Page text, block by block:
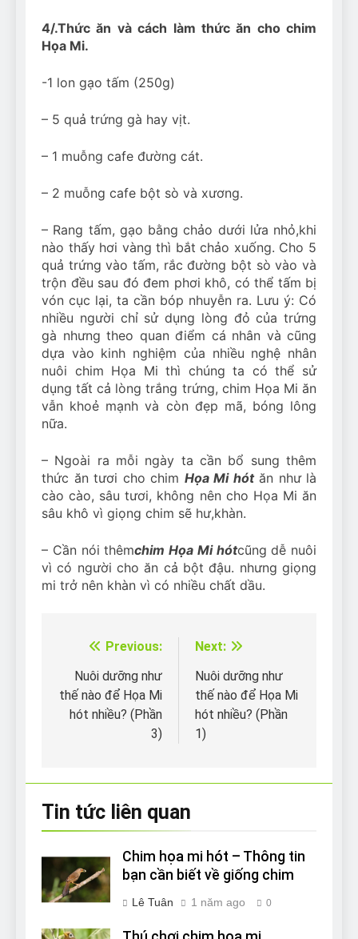
4/.Thức ăn và cách làm thức ăn cho chim
Họa Mi.
-1 lon gạo tấm (250g)
– 5 quả trứng gà hay vịt.
– 1 muỗng cafe đường cát.
– 2 muỗng cafe bột sò và xương.
– Rang tấm, gạo bằng chảo dưới lửa nhỏ,khi
nào thấy hơi vàng thì bắt chảo xuống. Cho 5
quả trứng vào tấm, rắc đường bột sò vào và
trộn đều sau đó đem phơi khô, có thể tấm bị
vón cục lại, ta cần bóp nhuyễn ra. Lưu ý: Có
nhiều người chỉ sử dụng lòng đỏ của trứng
gà nhưng theo quan điểm cá nhân và cũng
dựa vào kinh nghiệm của nhiều nghệ nhân
nuôi chim Họa Mi thì chúng ta có thể sử
dụng tất cả lòng trắng trứng, chim Họa Mi ăn
vẫn khoẻ mạnh và còn đẹp mã, bóng lông
nữa.
– Ngoài ra mỗi ngày ta cần bổ sung thêm
thức ăn tươi cho chim Họa Mi hótăn như là
cào cào, sâu tươi, không nên cho Họa Mi ăn
sâu khô vì giọng chim sẽ hư,khàn.
– Cần nói thêmchim Họa Mi hótcũng dễ nuôi
vì có người cho ăn cả bột đậu. nhưng giọng
mi trở nên khàn vì có nhiều chất dầu.
Điều
hướng
bài
Previous:
Nuôi dưỡng như
thế nào để Họa Mi
hót nhiều? (Phần
3)
Next:
Nuôi dưỡng như
thế nào để Họa Mi
hót nhiều? (Phần
1)
Tin tức liên quan
Chim họa mi hót – Thông tin
bạn cần biết về giống chim
Lê Tuân 1 năm ago 0